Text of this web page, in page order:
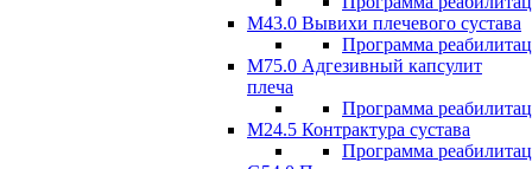
M43.0 Вывихи плечевого сустава
Программа
М75.0 Адгезивный капсулит
плеча
Программа
M24.5 Контрактура сустава
Программа